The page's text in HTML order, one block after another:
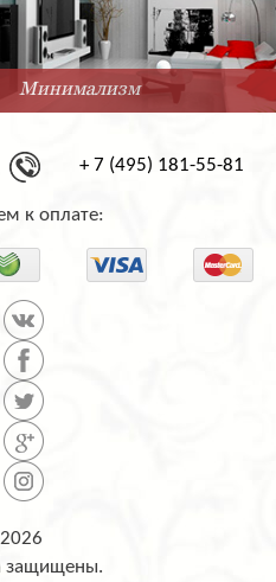
+ 7 (495) 181-55-81
к оплате:
защищены.